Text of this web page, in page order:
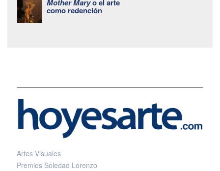
Mother Maryo el arte
como redención
Artes Visuales
Premios Soledad Lorenzo